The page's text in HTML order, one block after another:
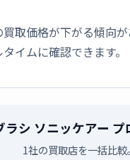
取価格が下がる傾向
イムに確認できます。
ラシ ソニッケアー
1社の買取店を一括比較